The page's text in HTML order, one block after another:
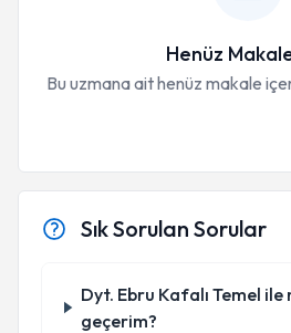
Henüz
Bu uzmana ait henüz makale
Sık Sorulan Sorular
Dyt. Ebru Kafalı Temel ile
geçerim?